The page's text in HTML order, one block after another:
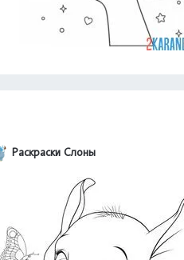
Раскраски Слоны